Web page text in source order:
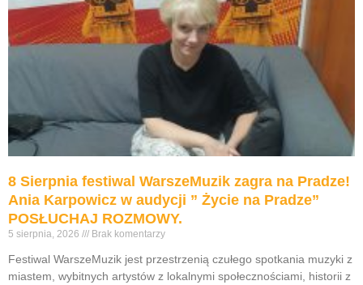
8 Sierpnia festiwal WarszeMuzik zagra na Pradze!
Ania Karpowicz w audycji ” Życie na Pradze”
POSŁUCHAJ ROZMOWY.
5 sierpnia, 2026 Brak komentarzy
Festiwal WarszeMuzik jest przestrzenią czułego spotkania muzyki z
miastem, wybitnych artystów z lokalnymi społecznościami, historii z